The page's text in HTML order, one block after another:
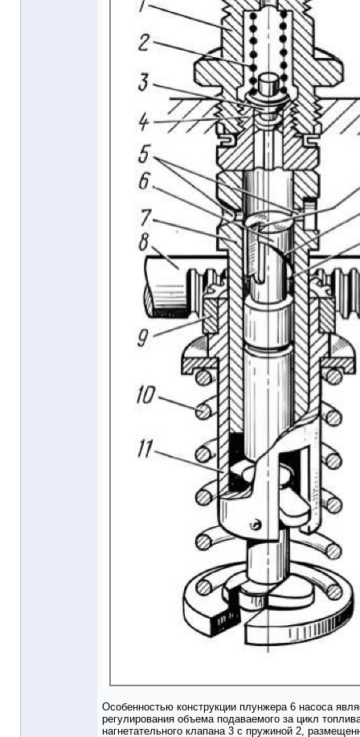
Особенностью конструкции плунжера 6 насоса
регулирования объема подаваемого за цикл
нагнетательного клапана 3 с пружиной 2,